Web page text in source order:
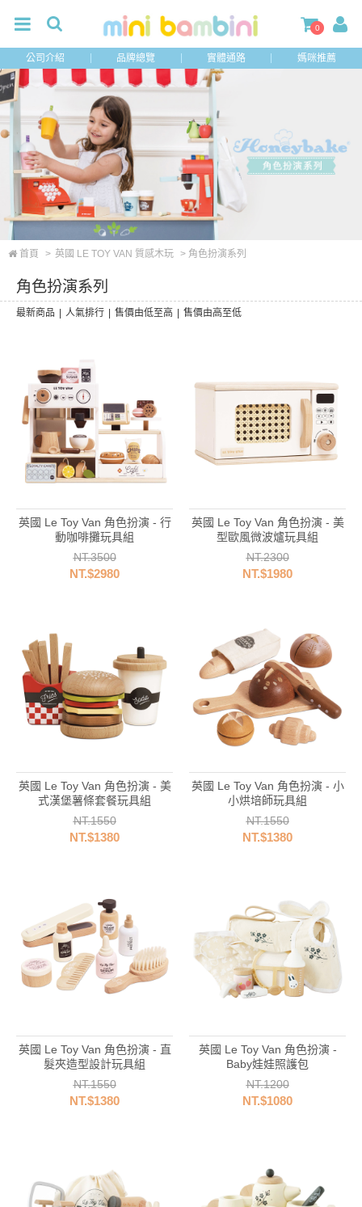
0
公司介紹 品牌總覽 實體通路 媽咪推薦
首頁 > 英國 LE TOY VAN 質感木玩 > 角色扮演系列
角色扮演系列
最新商品 人氣排行 售價由低至高 售價由高至低
英國 Le Toy Van 角色扮演 - 行
動咖啡攤玩具組
NT.3500
NT.$2980
英國 Le Toy Van 角色扮演 - 美
型歐風微波爐玩具組
NT.2300
NT.$1980
英國 Le Toy Van 角色扮演 - 美
式漢堡薯條套餐玩具組
NT.1550
NT.$1380
英國 Le Toy Van 角色扮演 - 小
小烘培師玩具組
NT.1550
NT.$1380
英國 Le Toy Van 角色扮演 - 直
髮夾造型設計玩具組
NT.1550
NT.$1380
英國 Le Toy Van 角色扮演 -
Baby娃娃照護包
NT.1200
NT.$1080